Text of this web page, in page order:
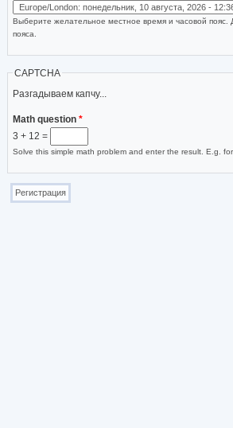
Выберите желательное местное время и часовой пояс.
пояса.
CAPTCHA
Разгадываем капчу...
Math question *
3 + 12 =
Solve this simple math problem and enter the result. E.g.